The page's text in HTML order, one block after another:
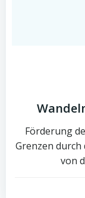
Förderung
Grenzen
von